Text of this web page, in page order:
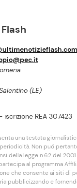
(LE)
REA 307423
una testata
Non puó
della legge n.62 del 2001.
al programma
che consente ai siti di
pubblicizzando e